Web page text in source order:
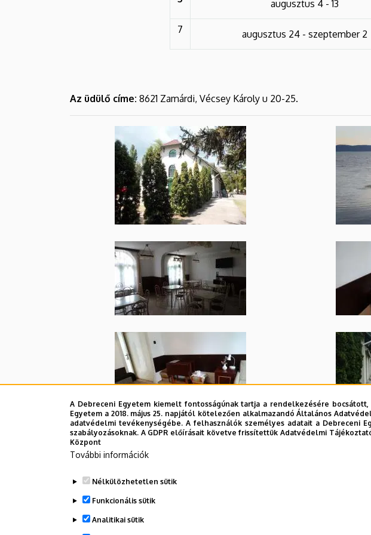
augusztus 4 - 13
7 augusztus 24 - szeptember 2
Az üdülő címe: 8621 Zamárdi, Vécsey Károly u 20-25.
Elektronikus jelentkezés
Beutaló/Üdülési melléklet
Letölthető dokumentumok
Üdülési melléklet
A Debreceni Egyetem kiemelt fontosságúnak tartja a rendelkezésére
Egyetem a 2018. május 25. napjától kötelezően alkalmazandó Általános
adatvédelmi tevékenységébe. A felhasználók személyes adatait a
szabályozásoknak. A GDPR előírásait követve frissítettük Adatvédelmi
Központ
További információk
Nélkülözhetetlen sütik
Funkcionális sütik
Analitikai sütik